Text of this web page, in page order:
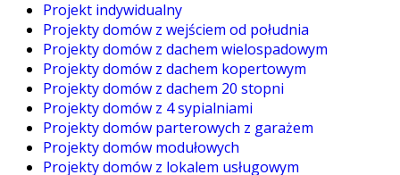
Projekt indywidualny
Projekty domów z wejściem od południa
Projekty domów z dachem wielospadowym
Projekty domów z dachem kopertowym
Projekty domów z dachem 20 stopni
Projekty domów z 4 sypialniami
Projekty domów parterowych z garażem
Projekty domów modułowych
Projekty domów z lokalem usługowym